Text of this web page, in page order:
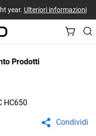
year. Ulteriori informazioni
Prodotti
HC650
Condividi